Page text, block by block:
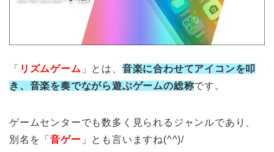
「 リズムゲーム 」とは、 音楽に合わせてアイコンを叩
き、音楽を奏でながら遊ぶゲームの総称です。
ゲームセンターでも数多く見られるジャンルであり、
別名を「音ゲー 」とも言いますね(^^)/